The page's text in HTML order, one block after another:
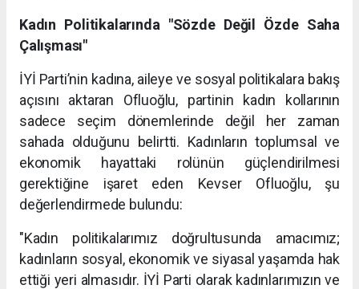
Kadın Politikalarında "Sözde Değil Özde Saha
Çalışması"
İYİ Parti’nin kadına, aileye ve sosyal politikalara bakış
açısını aktaran Ofluoğlu, partinin kadın kollarının
sadece seçim dönemlerinde değil her zaman
sahada olduğunu belirtti. Kadınların toplumsal ve
ekonomik hayattaki rolünün güçlendirilmesi
gerektiğine işaret eden Kevser Ofluoğlu, şu
değerlendirmede bulundu:
"Kadın politikalarımız doğrultusunda amacımız;
kadınların sosyal, ekonomik ve siyasal yaşamda hak
ettiği yeri almasıdır. İYİ Parti olarak kadınlarımızın ve